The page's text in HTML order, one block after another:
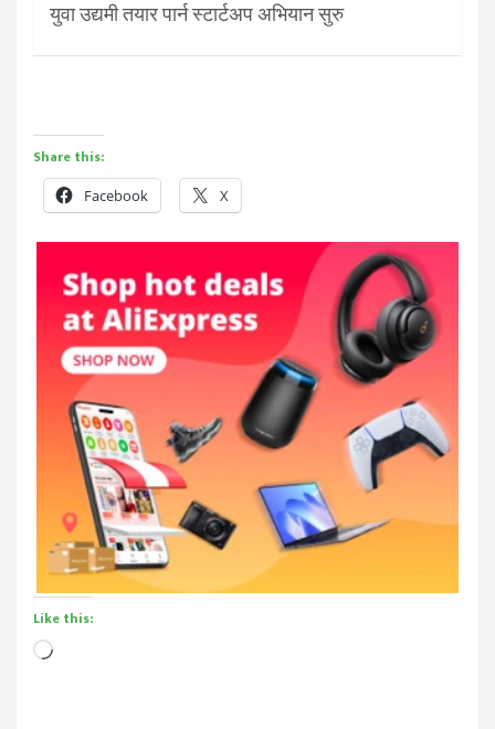
युवा उद्यमी तयार पार्न स्टार्टअप अभियान सुरु
Share this:
Facebook X
Like this:
Loading…